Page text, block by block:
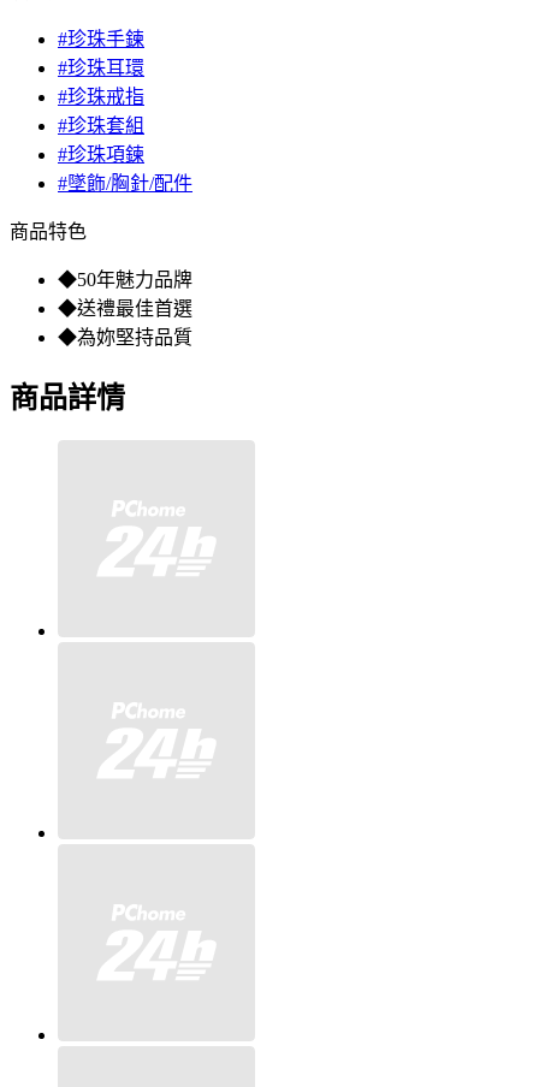
#珍珠手鍊
#珍珠耳環
#珍珠戒指
#珍珠套組
#珍珠項鍊
#墜飾/胸針/配件
商品特色
◆50年魅力品牌
◆送禮最佳首選
◆為妳堅持品質
商品詳情